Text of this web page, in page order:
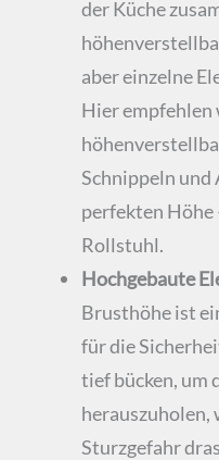
der Küche
aber einzelne
Hier
Schnippeln und
perfekten Höhe
Rollstuhl.
Hochgebaute
Brusthöhe ist
für die
tief bücken, um
herauszuholen,
Sturzgefahr